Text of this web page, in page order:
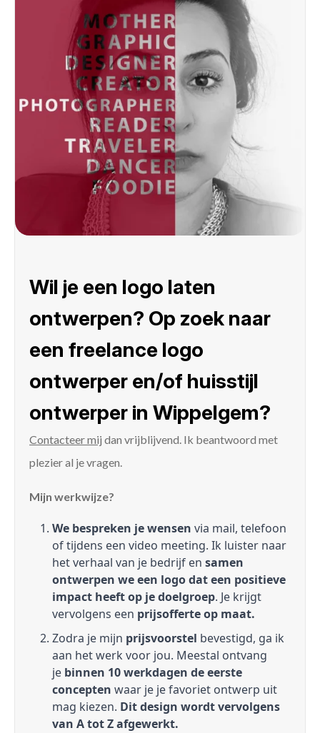
Wil je een logo laten
ontwerpen? Op zoek naar
een freelance logo
ontwerper en/of huisstijl
ontwerper in Wippelgem?
Contacteer mij dan vrijblijvend. Ik beantwoord met
plezier al je vragen.
Mijn werkwijze?
We bespreken je wensen via mail, telefoon
of tijdens een video meeting. Ik luister naar
het verhaal van je bedrijf en samen
ontwerpen we een logo dat een positieve
impact heeft op je doelgroep. Je krijgt
vervolgens een prijsofferte op maat.
Zodra je mijn prijsvoorstel bevestigd, ga ik
aan het werk voor jou. Meestal ontvang
je binnen 10 werkdagen de eerste
concepten waar je je favoriet ontwerp uit
mag kiezen. Dit design wordt vervolgens
van A tot Z afgewerkt.